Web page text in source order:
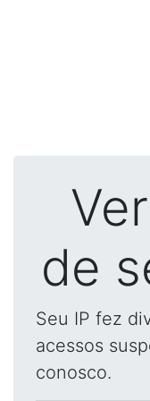
de
Seu IP fez
acessos
conosco.